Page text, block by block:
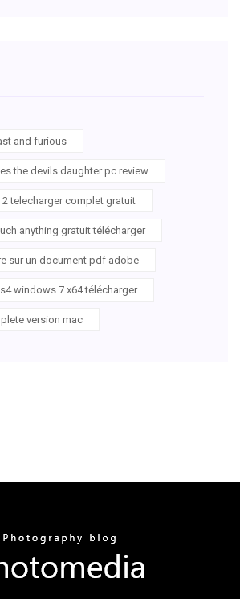
and furious
the devils daughter pc review
telecharger complet gratuit
anything gratuit télécharger
sur un document pdf adobe
windows 7 x64 télécharger
version mac